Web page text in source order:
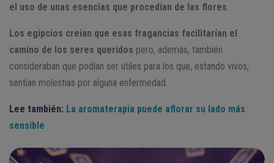
el uso de unas esencias que procedían de las flores
Los egipcios creían que esas fragancias facilitarían el
camino de los seres queridos pero, además, también
consideraban que podían ser útiles para los que, estando vivos,
sentían molestias por alguna enfermedad.
Lee también: La aromaterapia puede aflorar su lado más
sensible